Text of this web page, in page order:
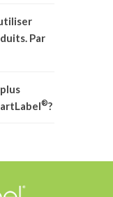
Par
®?